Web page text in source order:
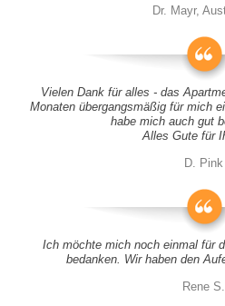
Dr. Mayr,
Vielen Dank für alles - das
Monaten übergangsmäßig für mich
habe mich auch gut
Alles Gute für
D. Pink
Ich möchte mich noch einmal für
bedanken. Wir haben den
Rene S.